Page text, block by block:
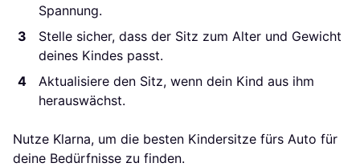
Spannung.
Stelle sicher, dass der Sitz zum Alter und Gewicht
deines Kindes passt.
Aktualisiere den Sitz, wenn dein Kind aus ihm
herauswächst.
Nutze Klarna, um die besten Kindersitze fürs Auto für
deine Bedürfnisse zu finden.